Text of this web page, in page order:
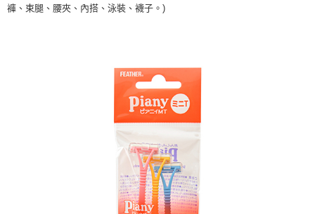
褲、束腿、腰夾、內搭、泳裝、襪子。)